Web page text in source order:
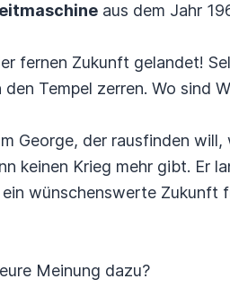
aus dem Jahr
fernen Zukunft gelandet!
Tempel zerren. Wo sind
George, der rausfinden
keinen Krieg mehr gibt.
wünschenswerte Zukunft
Meinung dazu?